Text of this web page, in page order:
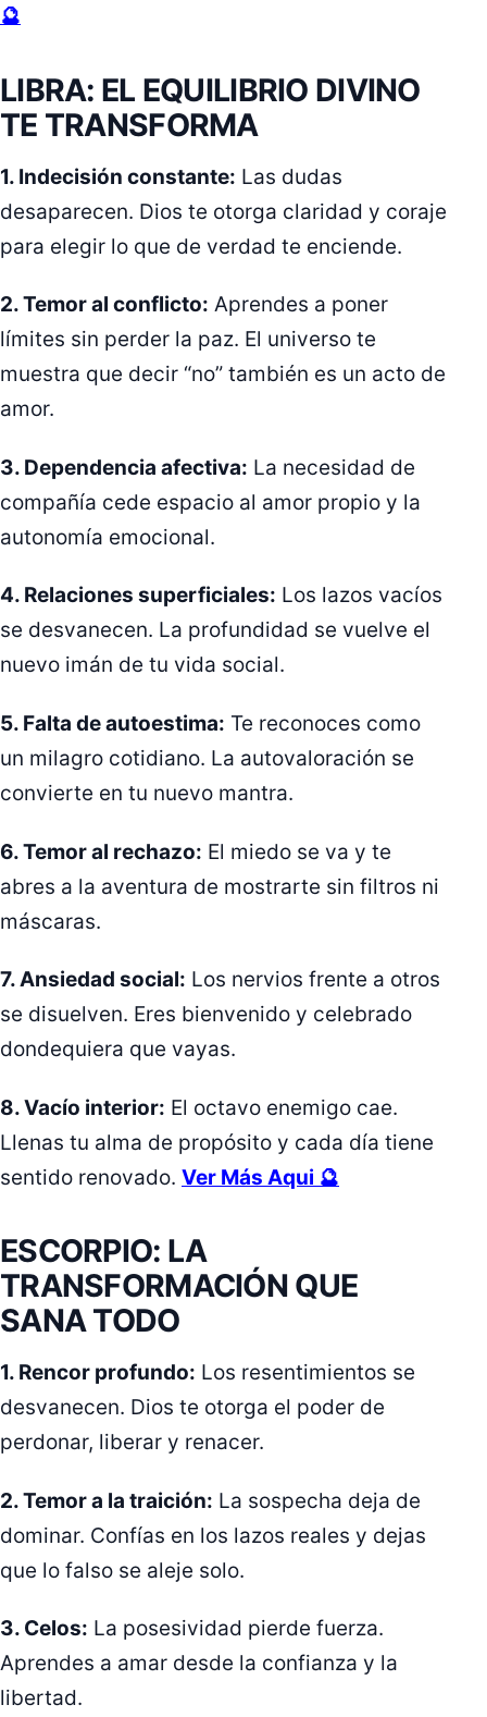
🔮
LIBRA: EL EQUILIBRIO DIVINO
TE TRANSFORMA
1. Indecisión constante: Las dudas
desaparecen. Dios te otorga claridad y coraje
para elegir lo que de verdad te enciende.
2. Temor al conflicto: Aprendes a poner
límites sin perder la paz. El universo te
muestra que decir “no” también es un acto de
amor.
3. Dependencia afectiva: La necesidad de
compañía cede espacio al amor propio y la
autonomía emocional.
4. Relaciones superficiales: Los lazos vacíos
se desvanecen. La profundidad se vuelve el
nuevo imán de tu vida social.
5. Falta de autoestima: Te reconoces como
un milagro cotidiano. La autovaloración se
convierte en tu nuevo mantra.
6. Temor al rechazo: El miedo se va y te
abres a la aventura de mostrarte sin filtros ni
máscaras.
7. Ansiedad social: Los nervios frente a otros
se disuelven. Eres bienvenido y celebrado
dondequiera que vayas.
8. Vacío interior: El octavo enemigo cae.
Llenas tu alma de propósito y cada día tiene
sentido renovado. Ver Más Aqui 🔮
ESCORPIO: LA
TRANSFORMACIÓN QUE
SANA TODO
1. Rencor profundo: Los resentimientos se
desvanecen. Dios te otorga el poder de
perdonar, liberar y renacer.
2. Temor a la traición: La sospecha deja de
dominar. Confías en los lazos reales y dejas
que lo falso se aleje solo.
3. Celos: La posesividad pierde fuerza.
Aprendes a amar desde la confianza y la
libertad.